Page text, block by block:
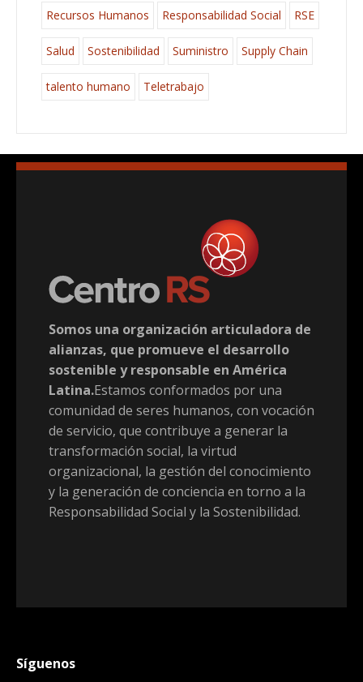
Recursos Humanos Responsabilidad Social RSE
Salud Sostenibilidad Suministro Supply Chain
talento humano Teletrabajo
Somos una organización articuladora de
alianzas, que promueve el desarrollo
sostenible y responsable en América
Latina.Estamos conformados por una
comunidad de seres humanos, con vocación
de servicio, que contribuye a generar la
transformación social, la virtud
organizacional, la gestión del conocimiento
y la generación de conciencia en torno a la
Responsabilidad Social y la Sostenibilidad.
Síguenos